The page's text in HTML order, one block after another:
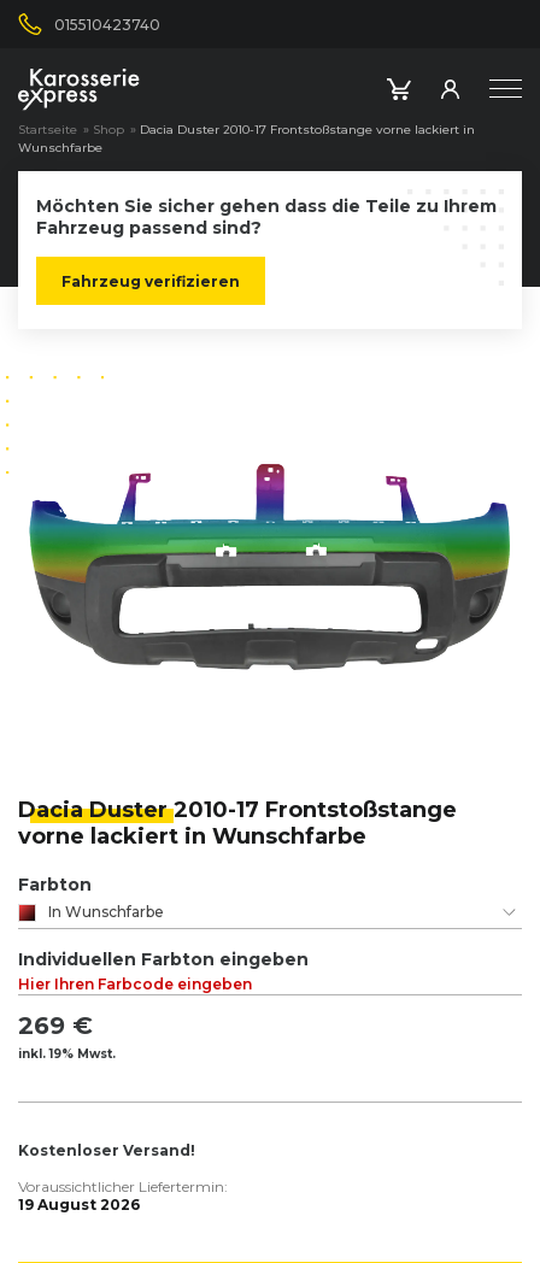
015510423740
Startseite » Shop » Dacia Duster 2010-17 Frontstoßstange vorne lackiert in
Wunschfarbe
Möchten Sie sicher gehen dass die Teile zu Ihrem
Fahrzeug passend sind?
Fahrzeug verifizieren
Dacia Duster2010-17 Frontstoßstange
vorne lackiert in Wunschfarbe
Farbton
In Wunschfarbe
Individuellen Farbton eingeben
Hier Ihren Farbcode eingeben
269 €
inkl. 19% Mwst.
Kostenloser Versand!
Voraussichtlicher Liefertermin:
19 August 2026